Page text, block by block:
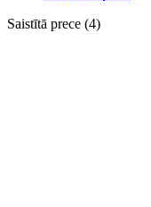
Saistītā prece (4)